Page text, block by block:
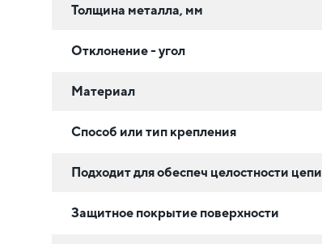
Толщина металла, мм
Отклонение - угол
Материал
Способ или тип крепления
Подходит для обеспеч целостности цепи
Защитное покрытие поверхности